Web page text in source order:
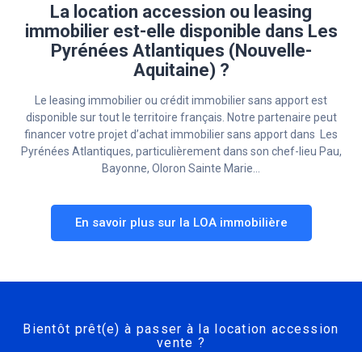
La location accession ou leasing
immobilier est-elle disponible dans Les
Pyrénées Atlantiques (Nouvelle-
Aquitaine) ?
Le leasing immobilier ou crédit immobilier sans apport est
disponible sur tout le territoire français. Notre partenaire peut
financer votre projet d’achat immobilier sans apport dans Les
Pyrénées Atlantiques, particulièrement dans son chef-lieu Pau,
Bayonne, Oloron Sainte Marie…
En savoir plus sur la LOA immobilière
Bientôt prêt(e) à passer à la location accession
vente ?